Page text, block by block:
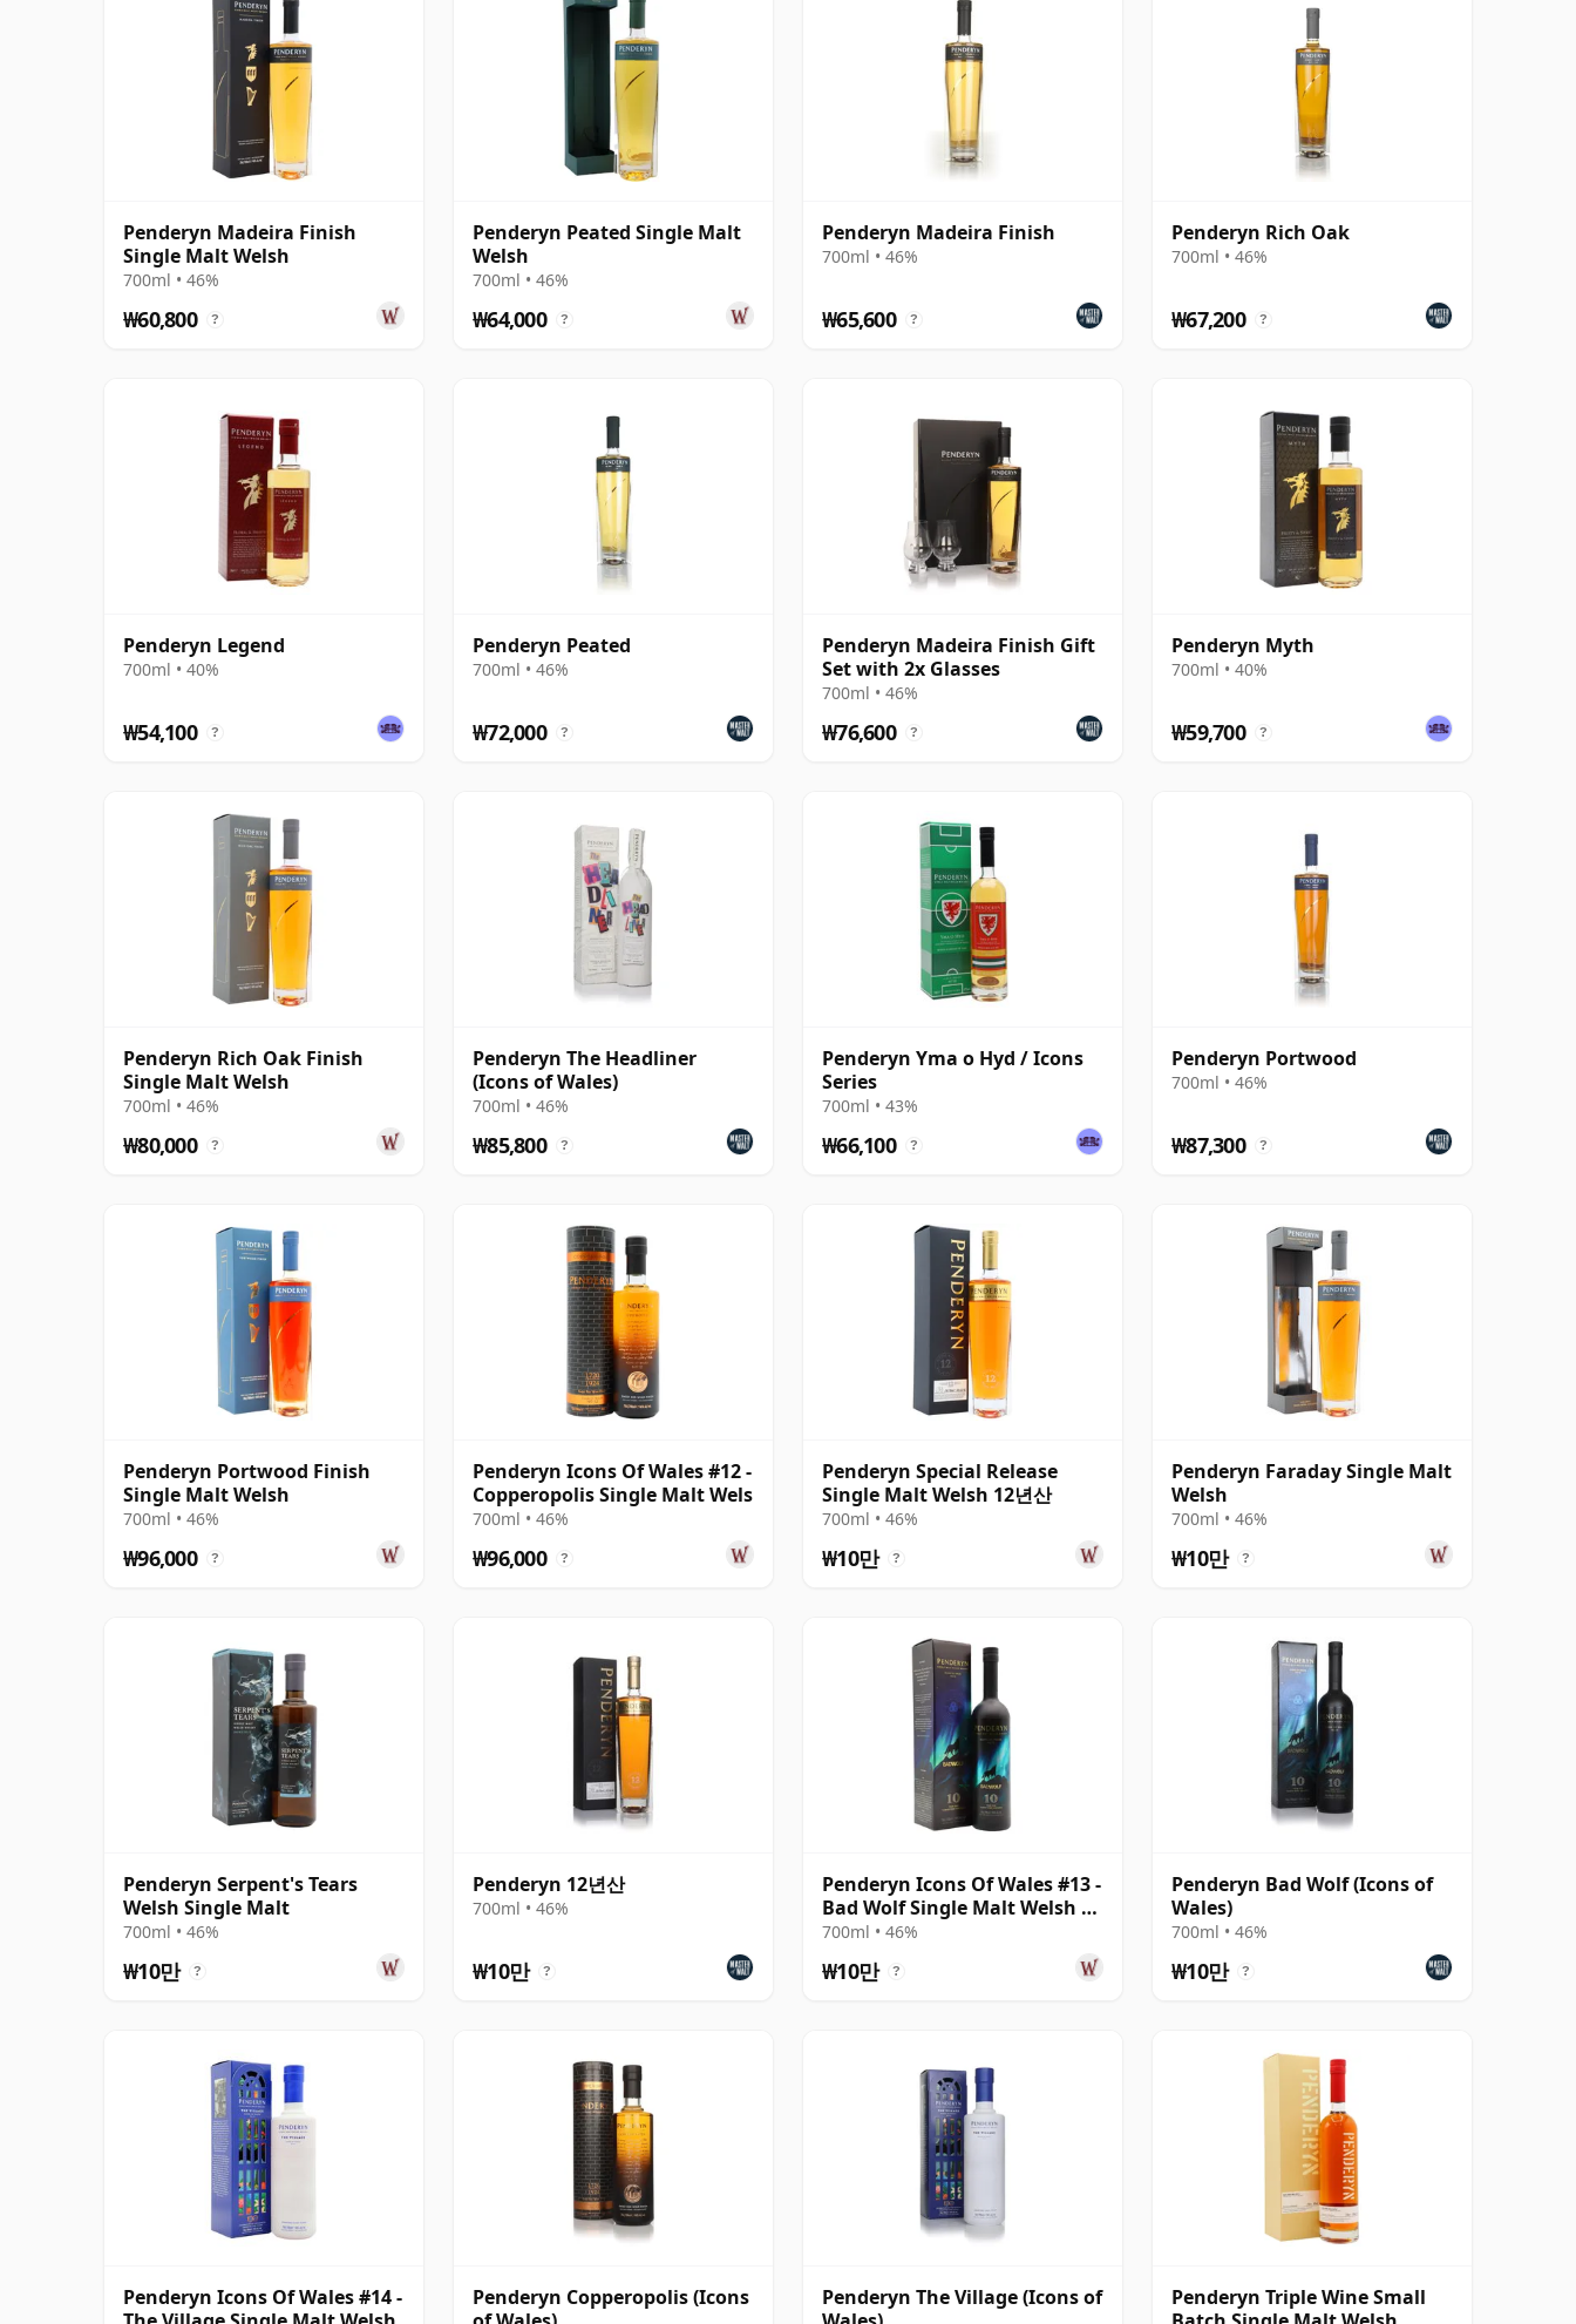
Penderyn Madeira Finish
Single Malt Welsh
700ml • 46%
₩60,800 ?
Penderyn Peated Single Malt
Welsh
700ml • 46%
₩64,000 ?
Penderyn Madeira Finish
700ml • 46%
₩65,600 ?
Penderyn Rich Oak
700ml • 46%
₩67,200 ?
Penderyn Legend
700ml • 40%
₩54,100 ?
Penderyn Peated
700ml • 46%
₩72,000 ?
Penderyn Madeira Finish Gift
Set with 2x Glasses
700ml • 46%
₩76,600 ?
Penderyn Myth
700ml • 40%
₩59,700 ?
Penderyn Rich Oak Finish
Single Malt Welsh
700ml • 46%
₩80,000 ?
Penderyn The Headliner
(Icons of Wales)
700ml • 46%
₩85,800 ?
Penderyn Yma o Hyd / Icons
Series
700ml • 43%
₩66,100 ?
Penderyn Portwood
700ml • 46%
₩87,300 ?
Penderyn Portwood Finish
Single Malt Welsh
700ml • 46%
₩96,000 ?
Penderyn Icons Of Wales #12 -
Copperopolis Single Malt Wels
700ml • 46%
₩96,000 ?
Penderyn Special Release
Single Malt Welsh 12년산
700ml • 46%
₩10만 ?
Penderyn Faraday Single Malt
Welsh
700ml • 46%
₩10만 ?
Penderyn Serpent's Tears
Welsh Single Malt
700ml • 46%
₩10만 ?
Penderyn 12년산
700ml • 46%
₩10만 ?
Penderyn Icons Of Wales #13 -
Bad Wolf Single Malt Welsh 10
년산
700ml • 46%
₩10만 ?
Penderyn Bad Wolf (Icons of
Wales)
700ml • 46%
₩10만 ?
Penderyn Icons Of Wales #14 -
Penderyn Copperopolis (Icons
Penderyn The Village (Icons of
Penderyn Triple Wine Small